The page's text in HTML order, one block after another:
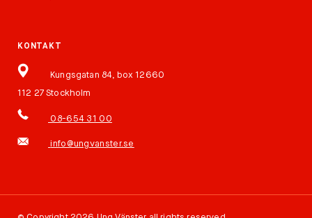
KONTAKT
Kungsgatan 84, box 12660
112 27 Stockholm
08-654 31 00
info@ungvanster.se